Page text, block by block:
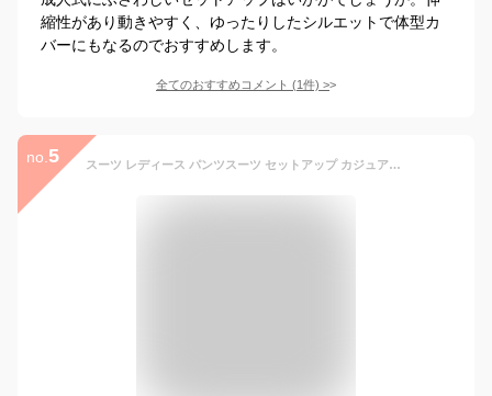
縮性があり動きやすく、ゆったりしたシルエットで体型カ
バーにもなるのでおすすめします。
全てのおすすめコメント (1件) >
no. 5 スーツ レディース パンツスーツ セットアップ カジュアル ビジネススーツ 面接 オフィス リクルート 成人式 春秋冬 卒業式 入学式 入園式 卒園式 ママ 母 母親 親 七五三 通勤 OL 女性 仕事 ジャケット 大きいサイズ XS S M L XL 2XL 3XL 黒 グレー dg106x1x1t2